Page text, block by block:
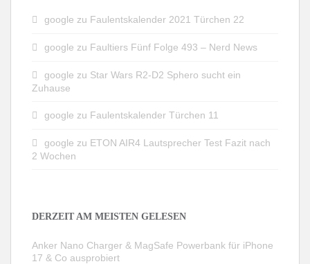
google zu Faulentskalender 2021 Türchen 22
google zu Faultiers Fünf Folge 493 – Nerd News
google zu Star Wars R2-D2 Sphero sucht ein
Zuhause
google zu Faulentskalender Türchen 11
google zu ETON AIR4 Lautsprecher Test Fazit nach
2 Wochen
DERZEIT AM MEISTEN GELESEN
Anker Nano Charger & MagSafe Powerbank für iPhone
17 & Co ausprobiert